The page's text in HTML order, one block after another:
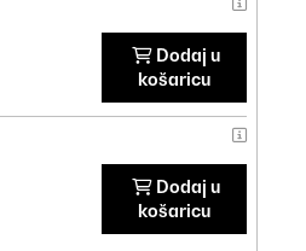
Dodaj u
košaricu
Dodaj u
košaricu